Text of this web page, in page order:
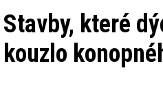
Stavby, které
kouzlo